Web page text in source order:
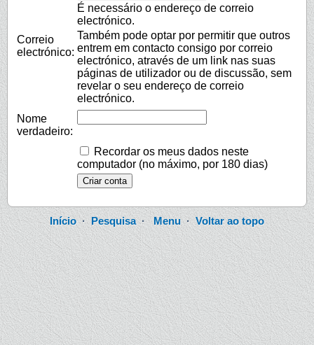
Correio
electrónico:
É necessário o endereço de correio
electrónico.
Também pode optar por permitir que outros
entrem em contacto consigo por correio
electrónico, através de um link nas suas
páginas de utilizador ou de discussão, sem
revelar o seu endereço de correio
electrónico.
Nome
verdadeiro:
Recordar os meus dados neste
computador (no máximo, por 180 dias)
Início·Pesquisa· Menu· Voltar ao topo